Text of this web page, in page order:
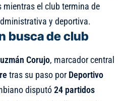
el club termina de
y deportiva.
busca de club
Corujo, marcador central
tras su paso por Deportivo
disputó24 partidos